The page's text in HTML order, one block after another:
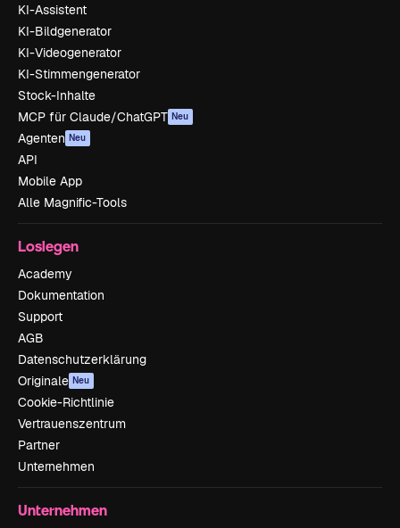
KI-Assistent
KI-Bildgenerator
KI-Videogenerator
KI-Stimmengenerator
Stock-Inhalte
MCP für Claude/ChatGPT Neu
Agenten Neu
API
Mobile App
Alle Magnific-Tools
Loslegen
Academy
Dokumentation
Support
AGB
Datenschutzerklärung
Originale Neu
Cookie-Richtlinie
Vertrauenszentrum
Partner
Unternehmen
Unternehmen